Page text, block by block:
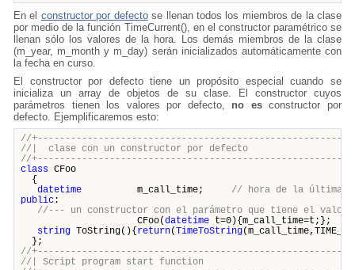
En el constructor por defectose llenan todos los miembros de la clase
por medio de la función TimeCurrent(), en el constructor paramétrico se
llenan sólo los valores de la hora. Los demás miembros de la clase
(m_year, m_month y m_day) serán inicializados automáticamente con
la fecha en curso.
El constructor por defecto tiene un propósito especial cuando se
inicializa un array de objetos de su clase. El constructor cuyos
parámetros tienen los valores por defecto, no esconstructor por
defecto. Ejemplificaremos esto:
//
//| clase con un constructor por
//
class CFoo
{
datetime m_call_time; // hora de la última
public:
//--- un constructor con el parámetro que tiene el valor
CFoo(datetime t=0){m_call_time=t;};
string ToString(){return(TimeToString
};
//
//| Script program start